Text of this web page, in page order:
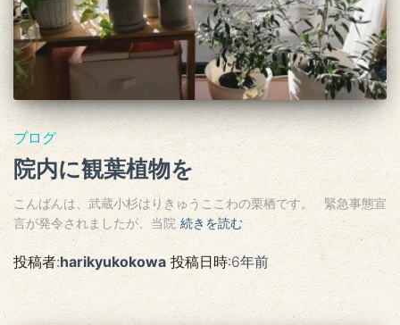
ブログ
院内に観葉植物を
こんばんは、武蔵小杉はりきゅうここわの栗栖です。 緊急事態宣
言が発令されましたが、当院 続きを読む
投稿者:harikyukokowa 投稿日時:6年前